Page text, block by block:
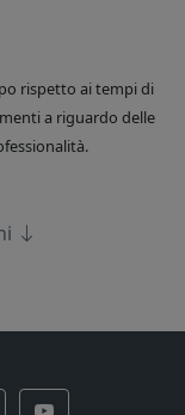
rispetto ai tempi di
a riguardo delle